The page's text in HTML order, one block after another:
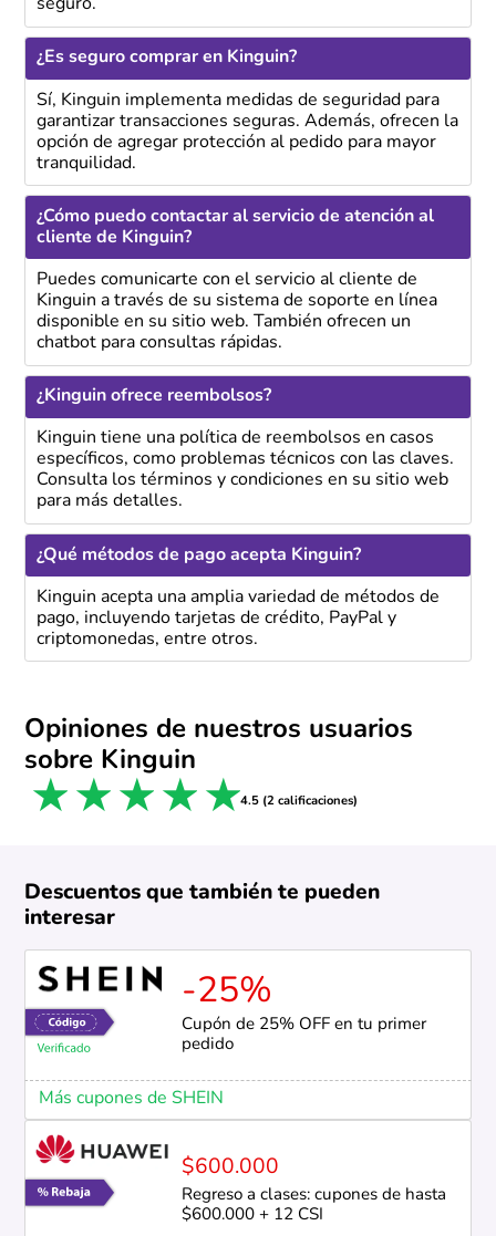
seguro.
¿Es seguro comprar en Kinguin?
Sí, Kinguin implementa medidas de seguridad para
garantizar transacciones seguras. Además, ofrecen la
opción de agregar protección al pedido para mayor
tranquilidad.
¿Cómo puedo contactar al servicio de atención al
cliente de Kinguin?
Puedes comunicarte con el servicio al cliente de
Kinguin a través de su sistema de soporte en línea
disponible en su sitio web. También ofrecen un
chatbot para consultas rápidas.
¿Kinguin ofrece reembolsos?
Kinguin tiene una política de reembolsos en casos
específicos, como problemas técnicos con las claves.
Consulta los términos y condiciones en su sitio web
para más detalles.
¿Qué métodos de pago acepta Kinguin?
Kinguin acepta una amplia variedad de métodos de
pago, incluyendo tarjetas de crédito, PayPal y
criptomonedas, entre otros.
Opiniones de nuestros usuarios
sobre Kinguin
5 stars
4 stars
3 stars
2 stars
1 star 4.5 (2 calificaciones)
Descuentos que también te pueden
interesar
-25%
Cupón de 25% OFF en tu primer
pedido
Más cupones de SHEIN
$600.000
Regreso a clases: cupones de hasta
$600.000 + 12 CSI